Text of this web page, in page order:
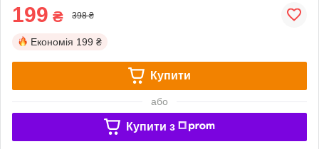
199 ₴ 398 ₴
Економія 199 ₴
Купити
або
Купити з